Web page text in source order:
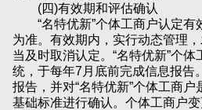
(四)有效期和评估确认
“名特优新”个体工商户认定有
为准。有效期内，实行动态管理
当及时取消认定。“名特优新”个
统，于每年7月底前完成信息报告
报告，并对“名特优新”个体工商
基础标准进行确认。个体工商户